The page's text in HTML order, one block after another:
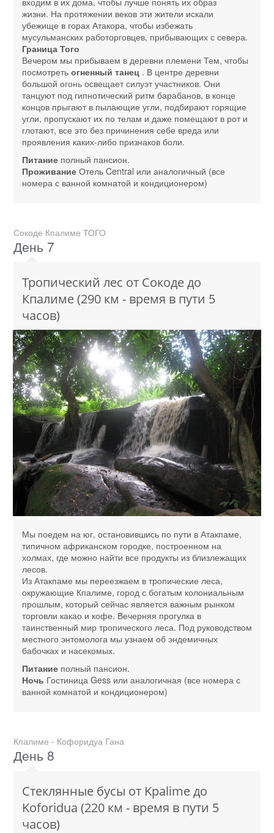
жизни. На протяжении веков эти жители искали
убежище в горах Атакора, чтобы избежать
мусульманских работорговцев, прибывающих с севера.
Граница Того
Вечером мы прибываем в деревни племени Тем, чтобы
посмотреть огненный танец . В центре деревни
большой огонь освещает силуэт участников. Они
танцуют под гипнотический ритм барабанов, в конце
концов прыгают в пылающие угли, подбирают горящие
угли, пропускают их по телам и даже помещают в рот и
глотают, все это без причинения себе вреда или
проявления каких-либо признаков боли.
Питание полный пансион.
Проживание Отель Central или аналогичный (все
номера с ванной комнатой и кондиционером)
Сокоде Кпалиме ТОГО
День 7
Тропический лес от Сокоде до
Кпалиме (290 км - время в пути 5
часов)
Мы поедем на юг, остановившись по пути в Атакпаме,
типичном африканском городке, построенном на
холмах, где можно найти все продукты из близлежащих
лесов.
Из Атакпаме мы переезжаем в тропические леса,
окружающие Кпалиме, город с богатым колониальным
прошлым, который сейчас является важным рынком
торговли какао и кофе. Вечерняя прогулка в
таинственный мир тропического леса. Под руководством
местного энтомолога мы узнаем об эндемичных
бабочках и насекомых.
Питание полный пансион.
Ночь Гостиница Gess или аналогичная (все номера с
ванной комнатой и кондиционером)
Кпалиме - Кофоридуа Гана
День 8
Стеклянные бусы от Kpalime до
Koforidua (220 км - время в пути 5
часов)